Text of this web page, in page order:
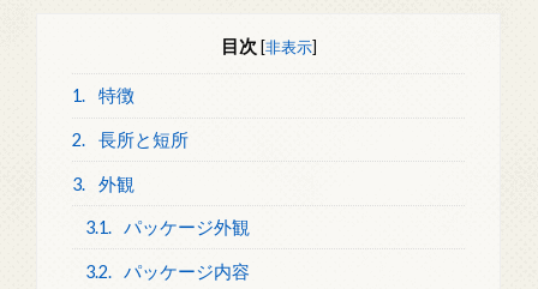
目次 [非表示]
1. 特徴
2. 長所と短所
3. 外観
3.1. パッケージ外観
3.2. パッケージ内容